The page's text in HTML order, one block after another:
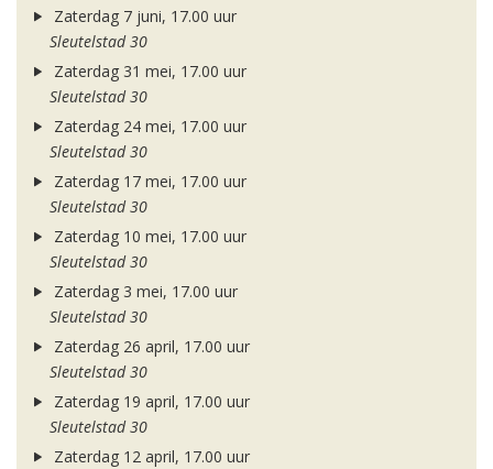
Zaterdag 7 juni, 17.00 uur
Sleutelstad 30
Zaterdag 31 mei, 17.00 uur
Sleutelstad 30
Zaterdag 24 mei, 17.00 uur
Sleutelstad 30
Zaterdag 17 mei, 17.00 uur
Sleutelstad 30
Zaterdag 10 mei, 17.00 uur
Sleutelstad 30
Zaterdag 3 mei, 17.00 uur
Sleutelstad 30
Zaterdag 26 april, 17.00 uur
Sleutelstad 30
Zaterdag 19 april, 17.00 uur
Sleutelstad 30
Zaterdag 12 april, 17.00 uur